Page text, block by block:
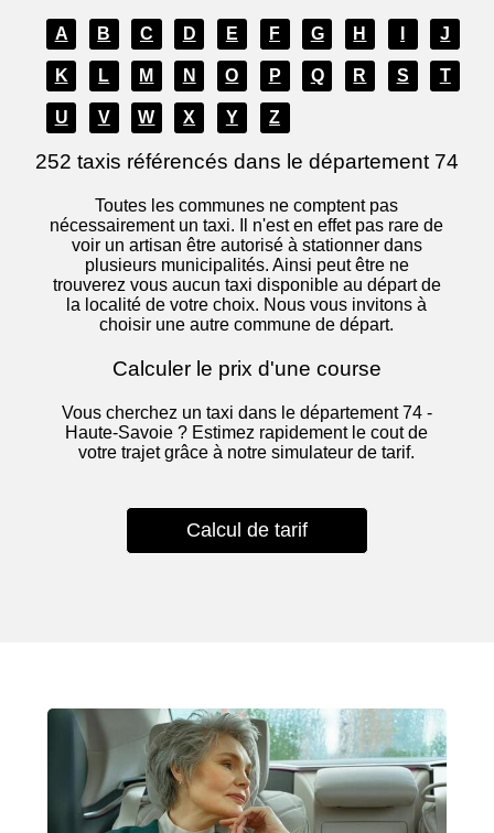
A B C D E F G H J
K L M N O P Q R S T
U V W X Y Z
252 taxis référencés dans le département 74
Toutes les communes ne comptent pas
nécessairement un taxi. Il n'est en effet pas rare de
voir un artisan être autorisé à stationner dans
plusieurs municipalités. Ainsi peut être ne
trouverez vous aucun taxi disponible au départ de
la localité de votre choix. Nous vous invitons à
choisir une autre commune de départ.
Calculer le prix d'une course
Vous cherchez un taxi dans le département 74 -
Haute-Savoie ? Estimez rapidement le cout de
votre trajet grâce à notre simulateur de tarif.
Calcul de tarif